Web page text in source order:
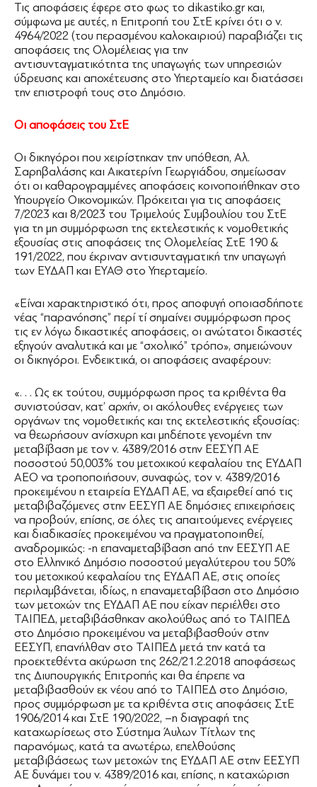
Τις αποφάσεις έφερε στο φως το dikastiko.gr και,
σύμφωνα με αυτές, η Επιτροπή του ΣτΕ κρίνει ότι ο ν.
4964/2022 (του περασμένου καλοκαιριού) παραβιάζει τις
αποφάσεις της Ολομέλειας για την
αντισυνταγματικότητα της υπαγωγής των υπηρεσιών
ύδρευσης και αποχέτευσης στο Υπερταμείο και διατάσσει
την επιστροφή τους στο Δημόσιο.
Οι αποφάσεις του ΣτΕ
Οι δικηγόροι που χειρίστηκαν την υπόθεση, Αλ.
Σαρηβαλάσης και Αικατερίνη Γεωργιάδου, σημείωσαν
ότι οι καθαρογραμμένες αποφάσεις κοινοποιήθηκαν στο
Υπουργείο Οικονομικών. Πρόκειται για τις αποφάσεις
7/2023 και 8/2023 του Τριμελούς Συμβουλίου του ΣτΕ
για τη μη συμμόρφωση της εκτελεστικής κ νομοθετικής
εξουσίας στις αποφάσεις της Ολομελείας ΣτΕ 190 &
191/2022, που έκριναν αντισυνταγματική την υπαγωγή
των ΕΥΔΑΠ και ΕΥΑΘ στο Υπερταμείο.
«Είναι χαρακτηριστικό ότι, προς αποφυγή οποιασδήποτε
νέας “παρανόησης” περί τί σημαίνει συμμόρφωση προς
τις εν λόγω δικαστικές αποφάσεις, οι ανώτατοι δικαστές
εξηγούν αναλυτικά και με “σχολικό” τρόπο», σημειώνουν
οι δικηγόροι. Ενδεικτικά, οι αποφάσεις αναφέρουν:
«. . . Ως εκ τούτου, συμμόρφωση προς τα κριθέντα θα
συνιστούσαν, κατ’ αρχήν, οι ακόλουθες ενέργειες των
οργάνων της νομοθετικής και της εκτελεστικής εξουσίας:
να θεωρήσουν ανίσχυρη και μηδέποτε γενομένη την
μεταβίβαση με τον ν. 4389/2016 στην ΕΕΣΥΠ ΑΕ
ποσοστού 50,003% του μετοχικού κεφαλαίου της ΕΥΔΑΠ
ΑΕO να τροποποιήσουν, συναφώς, τον ν. 4389/2016
προκειμένου η εταιρεία ΕΥΔΑΠ ΑΕ, να εξαιρεθεί από τις
μεταβιβαζόμενες στην ΕΕΣΥΠ ΑΕ δημόσιες επιχειρήσεις
να προβούν, επίσης, σε όλες τις απαιτούμενες ενέργειες
και διαδικασίες προκειμένου να πραγματοποιηθεί,
αναδρομικώς: -η επαναμεταβίβαση από την ΕΕΣΥΠ ΑΕ
στο Ελληνικό Δημόσιο ποσοστού μεγαλύτερου του 50%
του μετοχικού κεφαλαίου της ΕΥΔΑΠ ΑΕ, στις οποίες
περιλαμβάνεται, ιδίως, η επαναμεταβίβαση στο Δημόσιο
των μετοχών της ΕΥΔΑΠ ΑΕ που είχαν περιέλθει στο
ΤΑΙΠΕΔ, μεταβιβάσθηκαν ακολούθως από το ΤΑΙΠΕΔ
στο Δημόσιο προκειμένου να μεταβιβασθούν στην
ΕΕΣΥΠ, επανήλθαν στο ΤΑΙΠΕΔ μετά την κατά τα
προεκτεθέντα ακύρωση της 262/21.2.2018 αποφάσεως
της Διυπουργικής Επιτροπής και θα έπρεπε να
μεταβιβασθούν εκ νέου από το ΤΑΙΠΕΔ στο Δημόσιο,
προς συμμόρφωση με τα κριθέντα στις αποφάσεις ΣτΕ
1906/2014 και ΣτΕ 190/2022, –η διαγραφή της
καταχωρίσεως στο Σύστημα Άυλων Τίτλων της
παρανόμως, κατά τα ανωτέρω, επελθούσης
μεταβιβάσεως των μετοχών της ΕΥΔΑΠ ΑΕ στην ΕΕΣΥΠ
ΑΕ δυνάμει του ν. 4389/2016 και, επίσης, η καταχώριση